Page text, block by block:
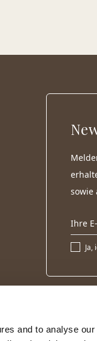
and to analyse our
sowie
Ja,